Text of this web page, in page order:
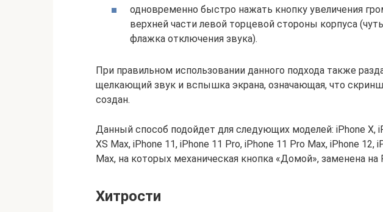
одновременно быстро нажать кнопку увеличения
верхней части левой торцевой стороны корпуса
флажка отключения звука).
При правильном использовании данного подхода также
щелкающий звук и вспышка экрана, означающая, что
создан.
Данный способ подойдет для следующих моделей: iPhone X,
XS Max, iPhone 11, iPhone 11 Pro, iPhone 11 Pro Max, iPhone 12,
Max, на которых механическая кнопка «Домой», заменена на
Хитрости